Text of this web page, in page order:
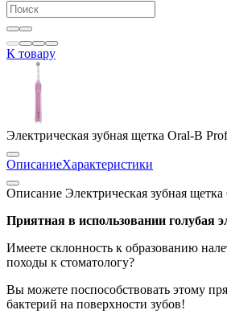
К товару
Электрическая зубная щетка Oral-B
ОписаниеХарактеристики
Описание Электрическая зубная
Приятная в использовании голубая
Имеете склонность к образованию
походы к стоматологу?
Вы можете поспособствовать этому
бактерий на поверхности зубов!